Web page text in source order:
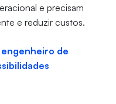
e precisam
e reduzir custos.
engenheiro de